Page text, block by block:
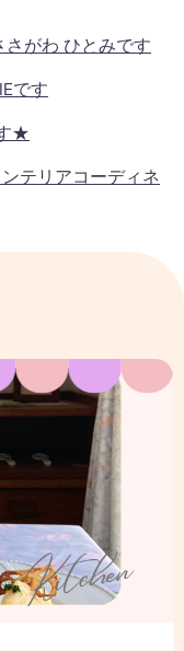
さがわ ひとみです
です
★
テリアコーディネ
レートのはなし